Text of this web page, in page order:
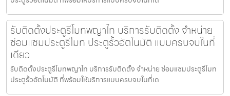
รับติดตั้งประตูรีโมทพญาไท บริการรับติดตั้ง จำหน่าย
ซ่อมแซมประตูรีโมท ประตูรั้วอัตโนมัติ แบบครบจบในที่
เดียว
รับติดตั้งประตูรีโมทพญาไท บริการรับติดตั้ง จำหน่าย ซ่อมแซมประตูรีโมท
ประตูรั้วอัตโนมัติ ที่พร้อมให้บริการแบบครบจบในที่เด